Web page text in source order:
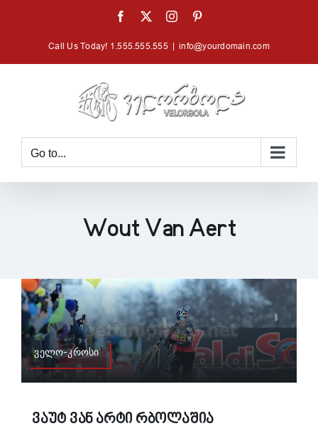
Facebook Instagram
Call Us Today! 1.555.555.555 info@yourdomain.com
Go to...
Wout Van Aert
ველო-კროსი
Ვაუტ Ვან Არტი Რბოლაშია